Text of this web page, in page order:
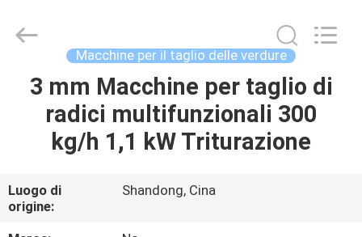
CASA
PRODOTTI
CIRCA
NOI
Copyright
frenchfriesline.com.
Macchine per il taglio delle verdure
3 mm Macchine per taglio di
radici multifunzionali 300
kg/h 1,1 kW Triturazione
Luogo di
origine:
Shandong, Cina